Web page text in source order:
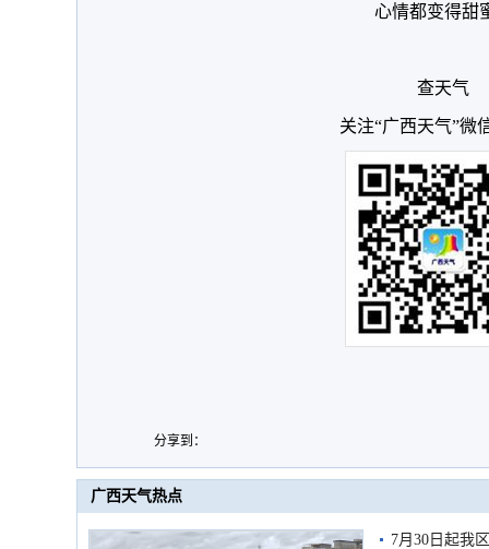
心情都变得甜
查天气
关注“广西天气”微
分享到：
广西天气热点
7月30日起我